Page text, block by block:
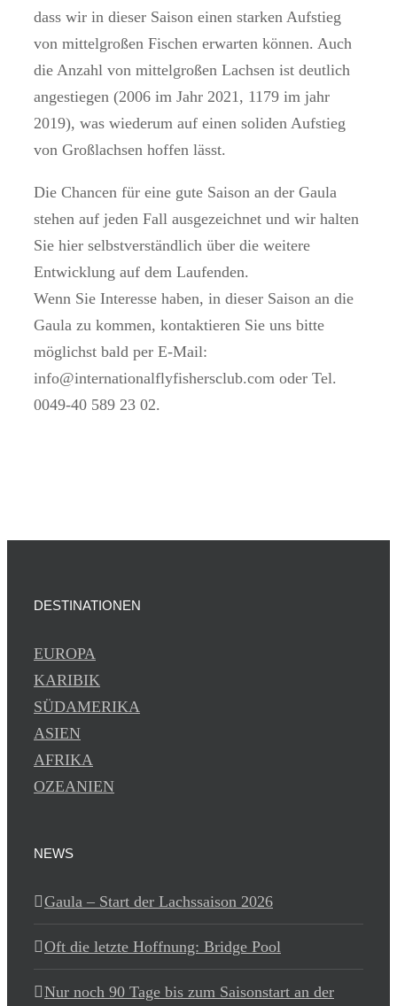
dass wir in dieser Saison einen starken Aufstieg
von mittelgroßen Fischen erwarten können. Auch
die Anzahl von mittelgroßen Lachsen ist deutlich
angestiegen (2006 im Jahr 2021, 1179 im jahr
2019), was wiederum auf einen soliden Aufstieg
von Großlachsen hoffen lässt.
Die Chancen für eine gute Saison an der Gaula
stehen auf jeden Fall ausgezeichnet und wir halten
Sie hier selbstverständlich über die weitere
Entwicklung auf dem Laufenden.
Wenn Sie Interesse haben, in dieser Saison an die
Gaula zu kommen, kontaktieren Sie uns bitte
möglichst bald per E-Mail:
info@internationalflyfishersclub.com oder Tel.
0049-40 589 23 02.
DESTINATIONEN
EUROPA
KARIBIK
SÜDAMERIKA
ASIEN
AFRIKA
OZEANIEN
NEWS
Gaula – Start der Lachssaison 2026
Oft die letzte Hoffnung: Bridge Pool
Nur noch 90 Tage bis zum Saisonstart an der